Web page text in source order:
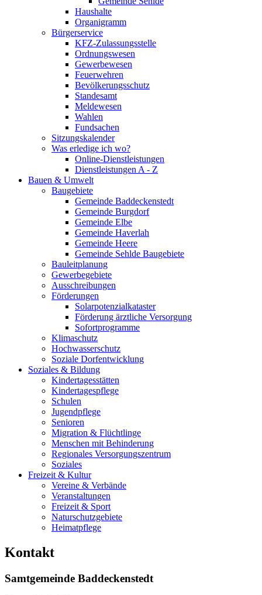
Haushalte
Organigramm
Bürgerservice
KFZ-Zulassungsstelle
Ordnungswesen
Gewerbewesen
Feuerwehren
Bevölkerungsschutz
Standesamt
Meldewesen
Wahlen
Fundsachen
Sitzungskalender
Was erledige ich wo?
Online-Dienstleistungen
Dienstleistungen A - Z
Bauen & Umwelt
Baugebiete
Gemeinde Baddeckenstedt
Gemeinde Burgdorf
Gemeinde Elbe
Gemeinde Haverlah
Gemeinde Heere
Gemeinde Sehlde Baugebiete
Bauleitplanung
Gewerbegebiete
Ausschreibungen
Förderungen
Solarpotenzialkataster
Förderung ärztliche Versorgung
Sofortprogramme
Klimaschutz
Hochwasserschutz
Soziale Dorfentwicklung
Soziales & Bildung
Kindertagesstätten
Kindertagespflege
Schulen
Jugendpflege
Senioren
Migration & Flüchtlinge
Menschen mit Behinderung
Regionales Versorgungszentrum
Soziales
Freizeit & Kultur
Vereine & Verbände
Veranstaltungen
Freizeit & Sport
Naturschutzgebiete
Heimatpflege
Kontakt
Samtgemeinde Baddeckenstedt